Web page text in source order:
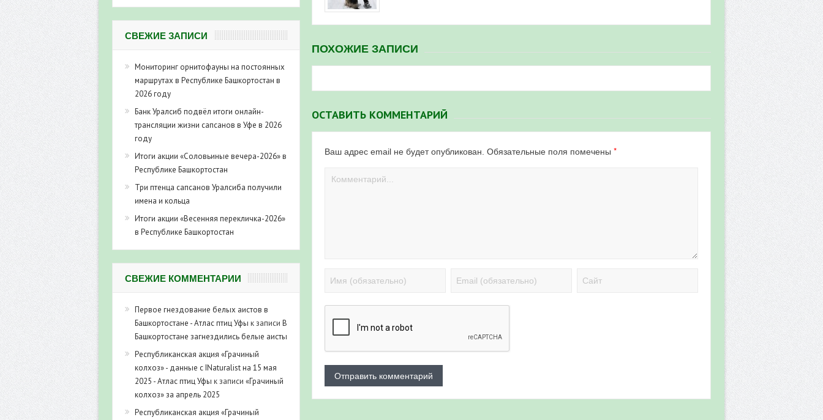
ПОХОЖИЕ ЗАПИСИ
ОСТАВИТЬ КОММЕНТАРИЙ
Ваш адрес email не будет опубликован. Обязательные поля помечены *
СВЕЖИЕ ЗАПИСИ
Мониторинг орнитофауны на постоянных
маршрутах в Республике Башкортостан в
2026 году
Банк Уралсиб подвёл итоги онлайн-
трансляции жизни сапсанов в Уфе в 2026
году
Итоги акции «Соловьиные вечера-2026» в
Республике Башкортостан
Три птенца сапсанов Уралсиба получили
имена и кольца
Итоги акции «Весенняя перекличка-2026»
в Республике Башкортостан
СВЕЖИЕ КОММЕНТАРИИ
Первое гнездование белых аистов в
Башкортостане - Атлас птиц Уфы к записи В
Башкортостане загнездились белые аисты
Республиканская акция «Грачиный
колхоз» - данные с INaturalist на 15 мая
2025 - Атлас птиц Уфы к записи «Грачиный
колхоз» за апрель 2025
Республиканская акция «Грачиный